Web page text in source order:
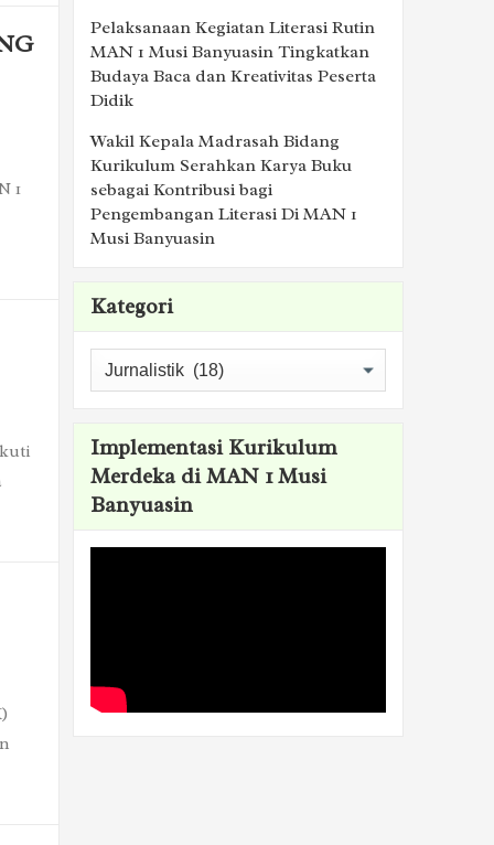
1
Pelaksanaan Kegiatan Literasi Rutin
MAN 1 Musi Banyuasin Tingkatkan
Budaya Baca dan Kreativitas Peserta
Didik
Wakil Kepala Madrasah Bidang
Kurikulum Serahkan Karya Buku
sebagai Kontribusi bagi
Pengembangan Literasi Di MAN 1
Musi Banyuasin
Kategori
Kategori
Implementasi Kurikulum
Merdeka di MAN 1 Musi
Banyuasin